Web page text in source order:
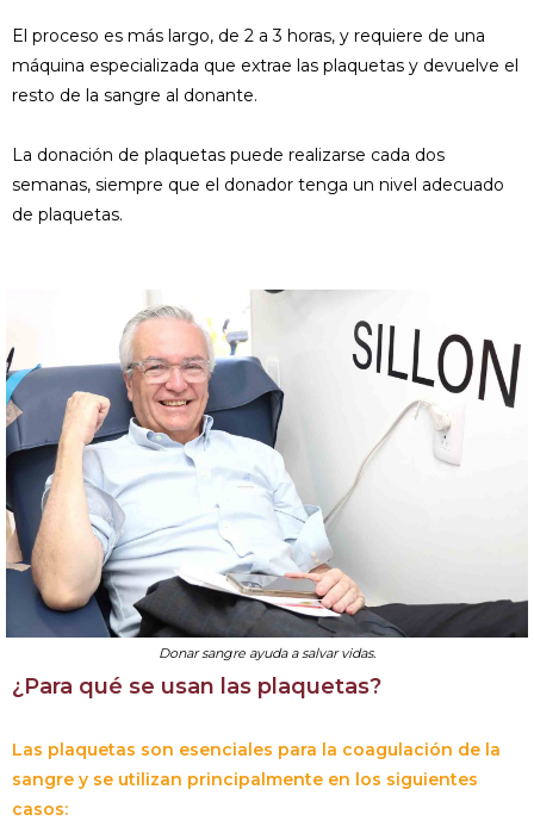
El proceso es más largo, de 2 a 3 horas, y requiere de una
máquina especializada que extrae las plaquetas y devuelve el
resto de la sangre al donante.
La donación de plaquetas puede realizarse cada dos
semanas, siempre que el donador tenga un nivel adecuado
de plaquetas.
Donar sangre ayuda a salvar vidas.
¿Para qué se usan las plaquetas?
Las plaquetas son esenciales para la coagulación de la
sangre y se utilizan principalmente en los siguientes
casos: